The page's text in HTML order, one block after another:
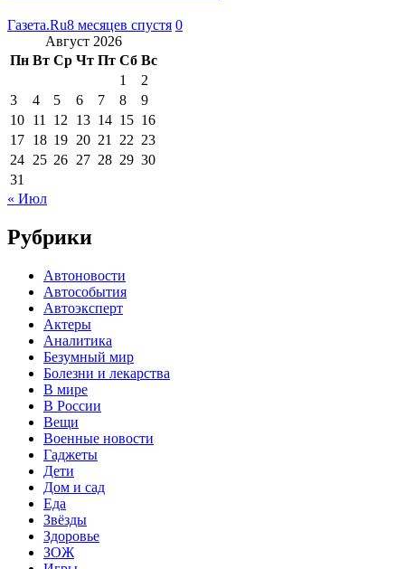
Газета.Ru8 месяцев спустя 0
Август 2026
Пн Вт Ср Чт Пт Сб Вс
1
2
3
4 5 6 7 8
9
10 11 12 13 14 15 16
17 18 19 20 21 22 23
24 25 26 27 28 29 30
31
« Июл
Рубрики
Автоновости
Автособытия
Автоэксперт
Актеры
Аналитика
Безумный мир
Болезни и лекарства
В мире
В России
Вещи
Военные новости
Гаджеты
Дети
Дом и сад
Еда
Звёзды
Здоровье
ЗОЖ